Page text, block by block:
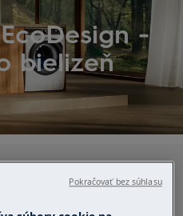
-
bielizeň
Pokračovať bez súhlasu